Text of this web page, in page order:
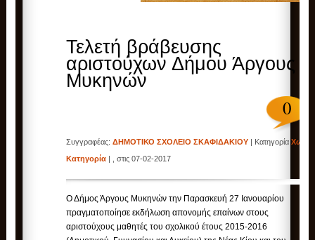
Τελετή βράβευσης
αριστούχων Δήμου Άργους
Μυκηνών
0
Συγγραφέας:ΔΗΜΟΤΙΚΟ ΣΧΟΛΕΙΟ ΣΚΑΦΙΔΑΚΙΟΥ | ΚατηγορίαΧωρίς
Κατηγορία | , στις 07-02-2017
Ο Δήμος Άργους Μυκηνών την Παρασκευή 27 Ιανουαρίου
πραγματοποίησε εκδήλωση απονομής επαίνων στους
αριστούχους μαθητές του σχολικού έτους 2015-2016